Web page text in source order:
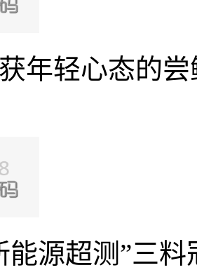
年轻心态的
能源超测”三